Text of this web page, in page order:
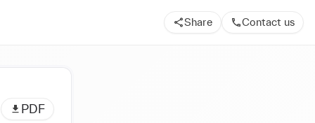
Share Contact us
PDF